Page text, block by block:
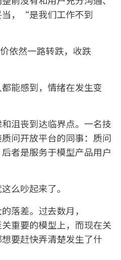
，“是我们工作不到
依然一路转跌，收跌
能感到，情绪在发生变
沮丧到达临界点。一名技
问开放平台的同事：质问
者是服务于模型产品用户
么吵起来了。
落差。过去数月，
重要的模型上，而现在关
要赶快弄清楚发生了什